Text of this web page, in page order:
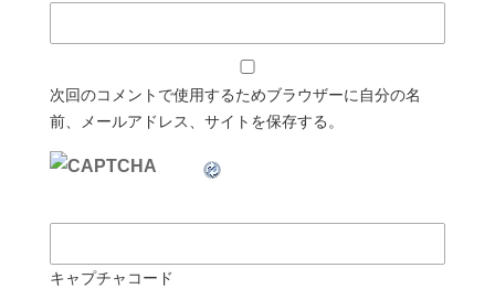
次回のコメントで使用するためブラウザーに自分の名
前、メールアドレス、サイトを保存する。
キャプチャコード